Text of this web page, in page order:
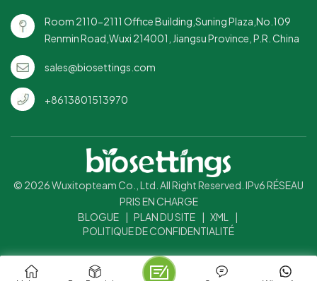
Room 2110-2111 Office Building,Suning Plaza,No.109
Renmin Road,Wuxi 214001, Jiangsu Province, P.R. China
sales@biosettings.com
+8613801513970
© 2026 Wuxitopteam Co., Ltd. All Right Reserved. IPv6 RÉSEAU
PRIS EN CHARGE
BLOGUE | PLAN DU SITE | XML
|
POLITIQUE DE CONFIDENTIALITÉ